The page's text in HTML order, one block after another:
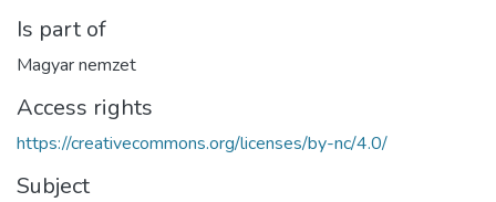
Is part of
Magyar nemzet
Access rights
https://creativecommons.org/licenses/by-nc/4.0/
Subject